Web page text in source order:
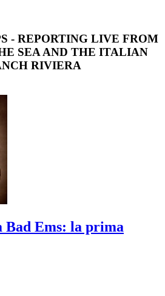
- REPORTING LIVE FROM
SEA AND THE ITALIAN
RIVIERA
Bad Ems: la prima